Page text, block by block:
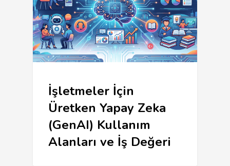
İşletmeler İçin
Üretken Yapay Zeka
(GenAI) Kullanım
Alanları ve İş Değeri